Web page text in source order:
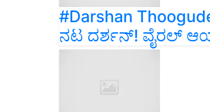
#Darshan
ನಟ ದರ್ಶನ್‌! ವೈರಲ್‌